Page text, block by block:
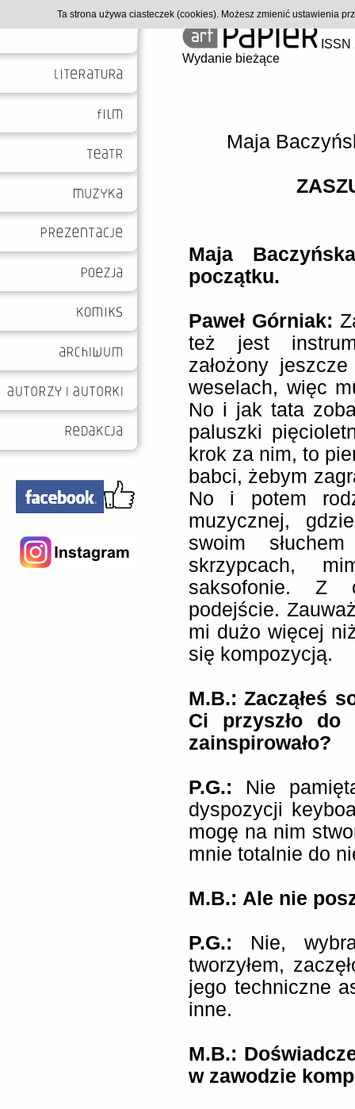
Wydanie bieżące
Maja
Maja
początku.
Paweł Górniak:
też jest
założony
weselach, więc
No i jak tata
paluszki
krok za nim, to
babci, żebym
No i potem
muzycznej,
swoim
skrzypcach,
saksofonie. Z
podejście.
mi dużo więcej
się kompozycją.
M.B.: Zacząłeś
Ci przyszło do
zainspirowało?
P.G.: Nie
dyspozycji
mogę na nim
mnie totalnie do
M.B.: Ale nie
P.G.: Nie,
tworzyłem,
jego techniczne
inne.
M.B.:
w zawodzie
Ta strona używa ciasteczek (cookies). Możesz zmienić ustawienia